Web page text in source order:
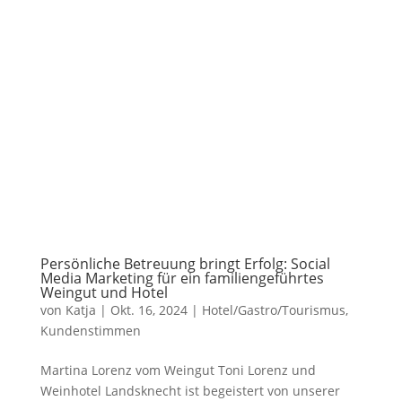
Persönliche Betreuung bringt Erfolg: Social
Media Marketing für ein familiengeführtes
Weingut und Hotel
von Katja | Okt. 16, 2024| Hotel/Gastro/Tourismus,
Kundenstimmen
Martina Lorenz vom Weingut Toni Lorenz und
Weinhotel Landsknecht ist begeistert von unserer